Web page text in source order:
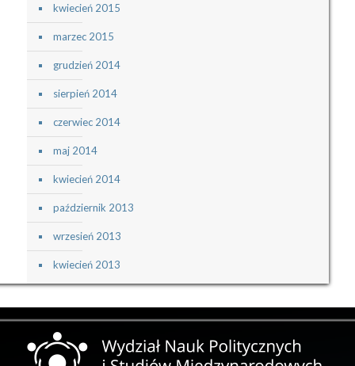
kwiecień 2015
marzec 2015
grudzień 2014
sierpień 2014
czerwiec 2014
maj 2014
kwiecień 2014
październik 2013
wrzesień 2013
kwiecień 2013